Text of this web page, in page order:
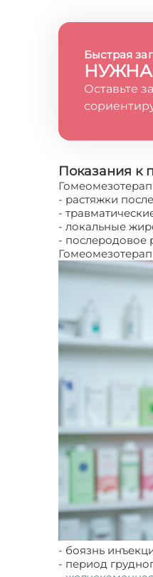
Быстрая
НУЖНА
Оставьте
Показания к
- растяжки
-
- локальные
- послеродовое
- боязнь
- период